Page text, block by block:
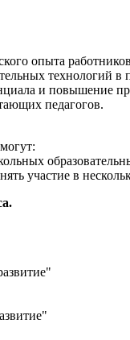
опыта
технологий в
и повышение
педагогов.
участие в